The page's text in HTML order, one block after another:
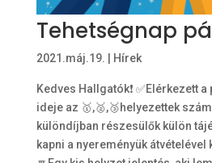
Tehetségnap
2021.máj.19. Hírek
Kedves Hallgatók❗️ ✅Elérkezett
ideje az 🥇,🥈,🥉helyezettek
különdíjban részesülők külön
kapni a nyereményük